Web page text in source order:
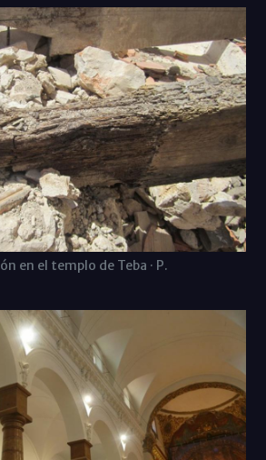
en el templo de Teba · P.